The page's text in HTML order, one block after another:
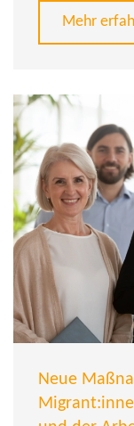
Mehr
Neue